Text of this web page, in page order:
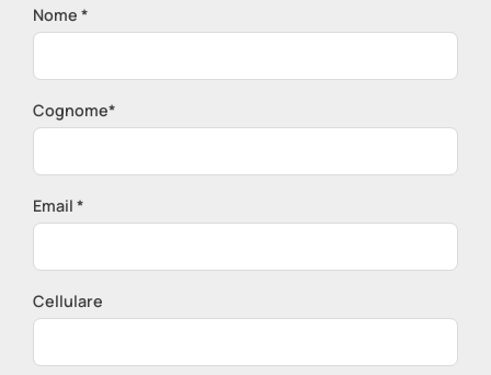
Nome *
Cognome*
Email *
Cellulare